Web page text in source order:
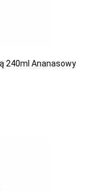
240ml Ananasowy